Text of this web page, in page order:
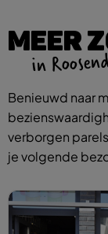
MEER
in
Benieuwd naar
verborgen
je volgende